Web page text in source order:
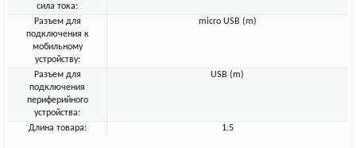
сила тока:
Разъем для
подключения к
мобильному
устройству:
micro USB (m)
Разъем для
подключения
периферийного
устройства:
USB (m)
Длина товара: 1.5